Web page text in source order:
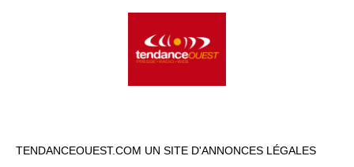
TENDANCEOUEST.COM UN SITE D'ANNONCES LÉGALES